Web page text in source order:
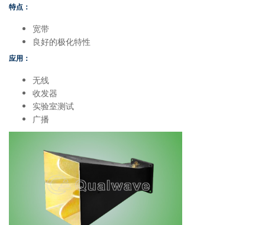
特点：
宽带
良好的极化特性
应用：
无线
收发器
实验室测试
广播